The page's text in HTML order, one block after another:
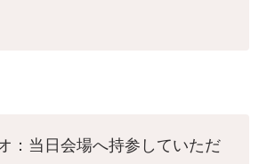
：当日会場へ持参していただ